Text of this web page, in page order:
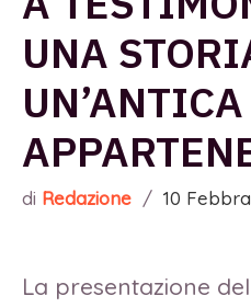
UNA
UN’ANTICA
di Redazione / 10
La presentazione